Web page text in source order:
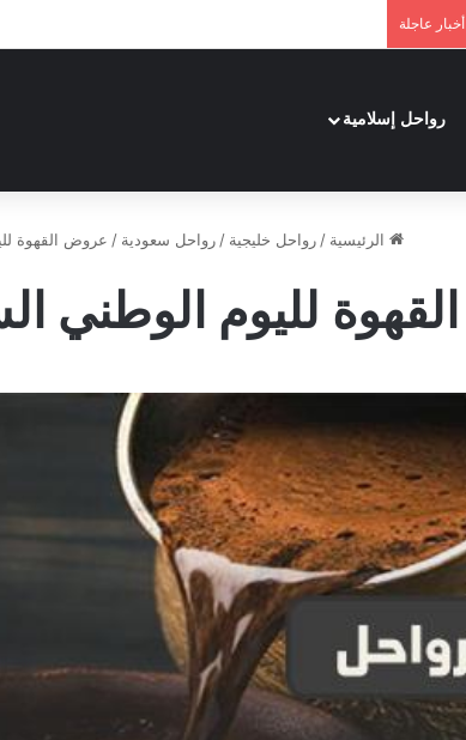
أخبار عاجلة
رواحل إسلامية
الرئيسية / رواحل خليجية / رواحل سعودية / عروض القهوة لليوم
لليوم الوطني السعودي 91